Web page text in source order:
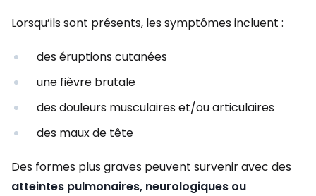
Lorsqu’ils sont présents, les symptômes incluent :
des éruptions cutanées
une fièvre brutale
des douleurs musculaires et/ou articulaires
des maux de tête
Des formes plus graves peuvent survenir avec des
atteintes pulmonaires, neurologiques ou